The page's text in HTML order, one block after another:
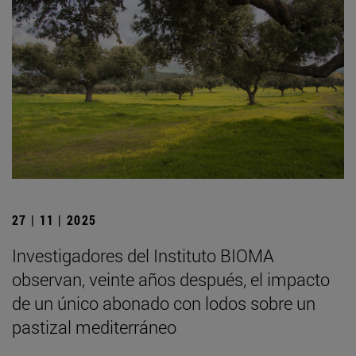
27 | 11 | 2025
Investigadores del Instituto BIOMA
observan, veinte años después, el impacto
de un único abonado con lodos sobre un
pastizal mediterráneo